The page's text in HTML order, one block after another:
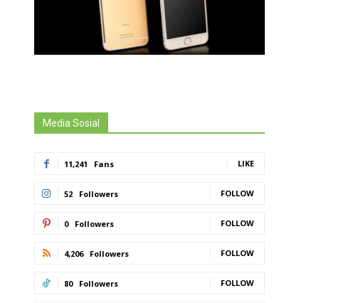
Media Sosial
11,241 Fans LIKE
52 Followers FOLLOW
0 Followers FOLLOW
4,206 Followers FOLLOW
80 Followers FOLLOW